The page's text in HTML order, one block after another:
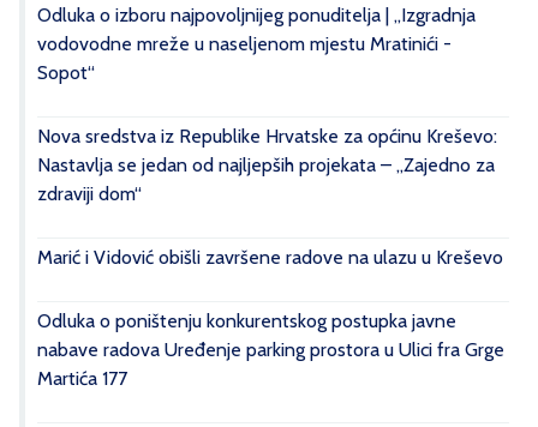
Odluka o izboru najpovoljnijeg ponuditelja | „Izgradnja
vodovodne mreže u naseljenom mjestu Mratinići -
Sopot“
Nova sredstva iz Republike Hrvatske za općinu Kreševo:
Nastavlja se jedan od najljepših projekata – „Zajedno za
zdraviji dom“
Marić i Vidović obišli završene radove na ulazu u Kreševo
Odluka o poništenju konkurentskog postupka javne
nabave radova Uređenje parking prostora u Ulici fra Grge
Martića 177